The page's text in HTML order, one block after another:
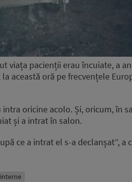
viața pacienții erau încuiate, a
această oră pe frecvențele
oricine acolo. Și, oricum, în
și a intrat în salon.
ce a intrat el s-a declanșat”, a